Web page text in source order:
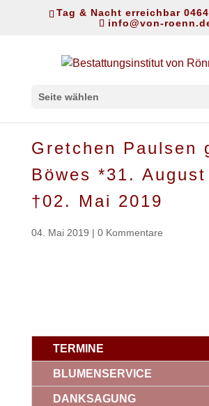
Tag & Nacht erreichbar
info@von-
Seite wählen
Gretchen Paulsen
Böwes *31.
†02. Mai 2019
04. Mai 2019 | 0 Kommentare
TERMINE
BLUMENSERVICE
DANKSAGUNG